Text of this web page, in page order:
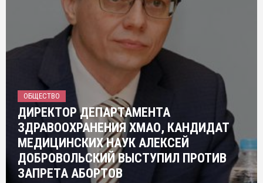
ОБЩЕСТВО
ДИРЕКТОР ДЕПАРТАМЕНТА
ЗДРАВООХРАНЕНИЯ ХМАО, КАНДИДАТ
МЕДИЦИНСКИХ НАУК АЛЕКСЕЙ
ДОБРОВОЛЬСКИЙ ВЫСТУПИЛ ПРОТИВ
ЗАПРЕТА АБОРТОВ